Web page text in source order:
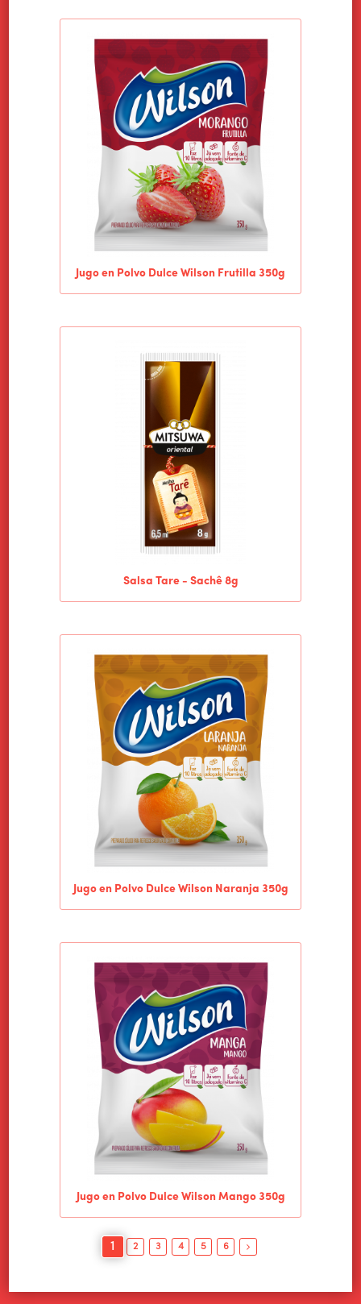
Jugo en Polvo Dulce Wilson Frutilla 350g
Salsa Tare - Sachê 8g
Jugo en Polvo Dulce Wilson Naranja 350g
Jugo en Polvo Dulce Wilson Mango 350g
1 2 3 4 5 6